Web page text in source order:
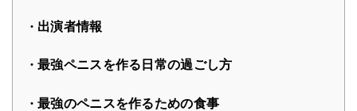
出演者情報
最強ペニスを作る日常の過ごし方
最強のペニスを作るための食事